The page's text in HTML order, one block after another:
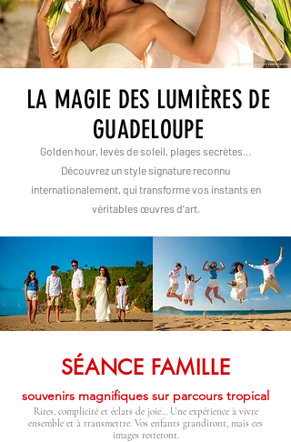
Golden hour, levés de soleil, plages secrètes…
Découvrez un style signature reconnu
internationalement, qui transforme vos instants en
véritables œuvres d’art.
LA MAGIE DES LUMIÈRES DE
GUADELOUPE
SÉANCE FAMILLE
souvenirs magnifiques sur parcours tropical
Rires, complicité et éclats de joie… Une expérience à vivre
ensemble et à transmettre. Vos enfants grandiront, mais ces
images resteront.